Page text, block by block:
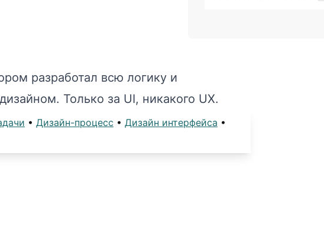
разработал всю логику и
Только за UI, никакого UX.
• Дизайн-процесс • Дизайн интерфейса •